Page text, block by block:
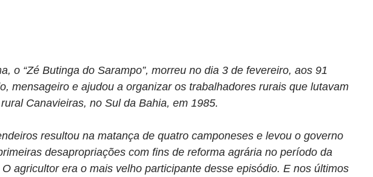
o “Zé Butinga do Sarampo”, morreu no dia 3 de fevereiro, aos 91
mensageiro e ajudou a organizar os trabalhadores rurais que lutavam
Canavieiras, no Sul da Bahia, em 1985.
resultou na matança de quatro camponeses e levou o governo
desapropriações com fins de reforma agrária no período da
agricultor era o mais velho participante desse episódio. E nos últimos